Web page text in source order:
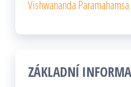
Vishwananda Paramahamsa
ZÁKLADNÍ